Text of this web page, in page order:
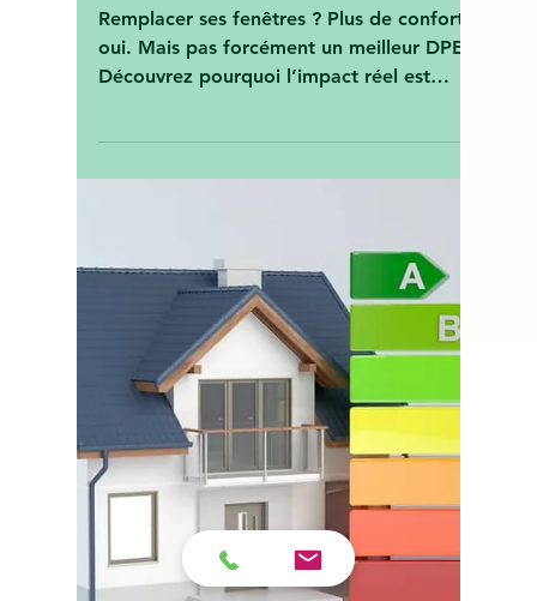
Vert Avenir Rédaction
13 avr. 2025
Changer ses fenêtres
améliore-t-il vraiment votre
DPE ? La vérité que
personne ne vous dit